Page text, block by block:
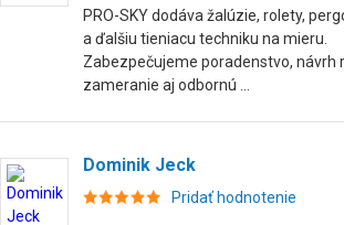
PRO-SKY dodáva žalúzie, rolety,
a ďalšiu tieniacu techniku na mieru.
Zabezpečujeme poradenstvo, návrh
zameranie aj odbornú ...
Dominik Jeck
Pridať hodnotenie